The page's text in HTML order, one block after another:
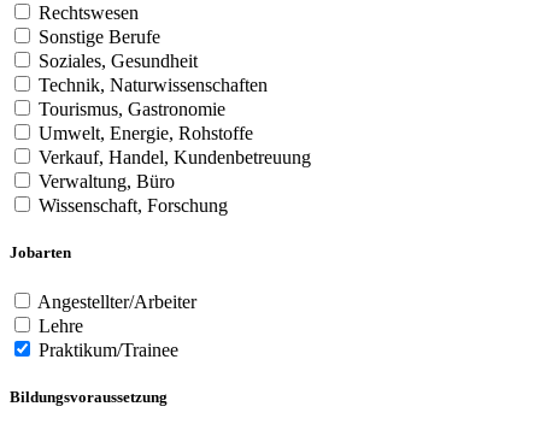
Rechtswesen
Sonstige Berufe
Soziales, Gesundheit
Technik, Naturwissenschaften
Tourismus, Gastronomie
Umwelt, Energie, Rohstoffe
Verkauf, Handel, Kundenbetreuung
Verwaltung, Büro
Wissenschaft, Forschung
Jobarten
Angestellter/Arbeiter
Lehre
Praktikum/Trainee
Bildungsvoraussetzung